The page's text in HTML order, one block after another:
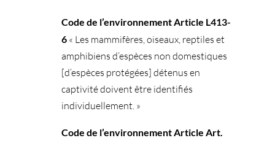
Code de l’environnement Article L413-
6 « Les mammifères, oiseaux, reptiles et
amphibiens d’espèces non domestiques
[d’espèces protégées] détenus en
captivité doivent être identifiés
individuellement. »
Code de l’environnement Article Art.